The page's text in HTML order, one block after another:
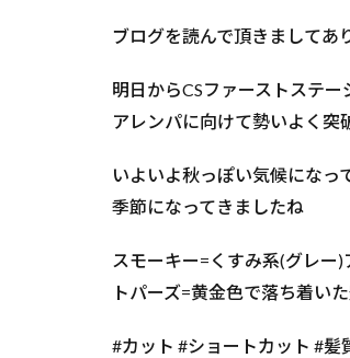
ブログを読んで頂きましてあ
明日からCSファーストステー
アレンパに向けて勢いよく突
いよいよ秋っぽい気候になっ
季節になってきましたね
スモーキー=くすみ系(グレー)
トパーズ=黄金色で落ち着い
#カット #ショートカット #髪